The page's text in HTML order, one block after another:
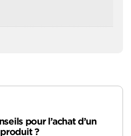
pour l’achat d’un
produit ?